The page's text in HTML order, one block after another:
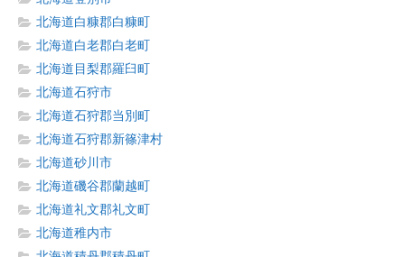
北海道白糠郡白糠町
北海道白老郡白老町
北海道目梨郡羅臼町
北海道石狩市
北海道石狩郡当別町
北海道石狩郡新篠津村
北海道砂川市
北海道磯谷郡蘭越町
北海道礼文郡礼文町
北海道稚内市